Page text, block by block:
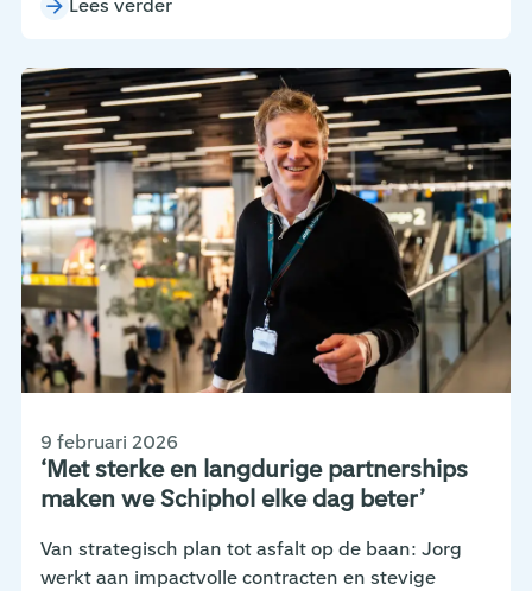
‘Met sterke en langdurige partnerships
maken we Schiphol elke dag beter’
9 februari 2026
Van strategisch plan tot asfalt op de baan: Jorg
werkt aan impactvolle contracten en stevige